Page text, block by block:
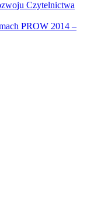
Czytelnictwa
PROW 2014 –